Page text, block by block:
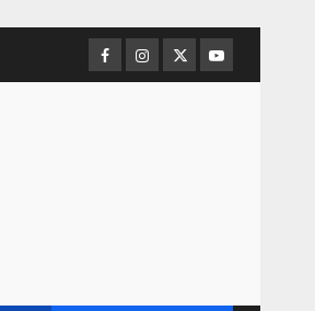
Facebook
Instagram
TwitterYoutube